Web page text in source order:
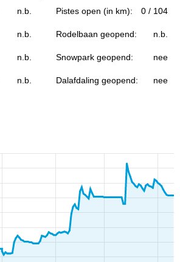
n.b. Pistes open (in km): 0 / 104
n.b. Rodelbaan geopend: n.b.
n.b. Snowpark geopend: nee
n.b. Dalafdaling geopend: nee